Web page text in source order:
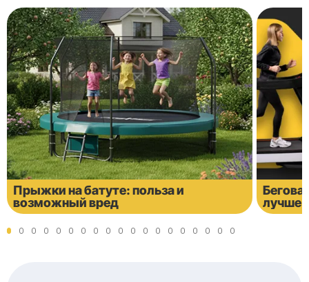
Прыжки на батуте: польза и
возможный вред
лучше